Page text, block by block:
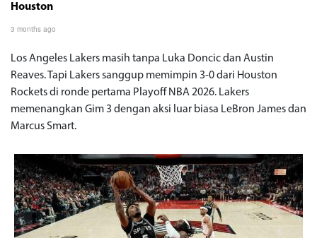
Houston
3 months ago
Los Angeles Lakers masih tanpa Luka Doncic dan Austin
Reaves. Tapi Lakers sanggup memimpin 3-0 dari Houston
Rockets di ronde pertama Playoff NBA 2026. Lakers
memenangkan Gim 3 dengan aksi luar biasa LeBron James dan
Marcus Smart.